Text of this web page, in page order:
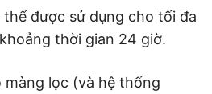
được sử dụng cho tối đa
thời gian 24 giờ.
màng lọc (và hệ thống